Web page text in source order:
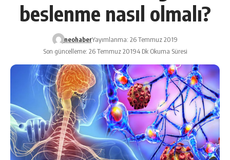
beslenme nasıl olmalı?
neohaberYayımlanma: 26 Temmuz 2019
Son güncelleme: 26 Temmuz 20194 Dk Okuma Süresi